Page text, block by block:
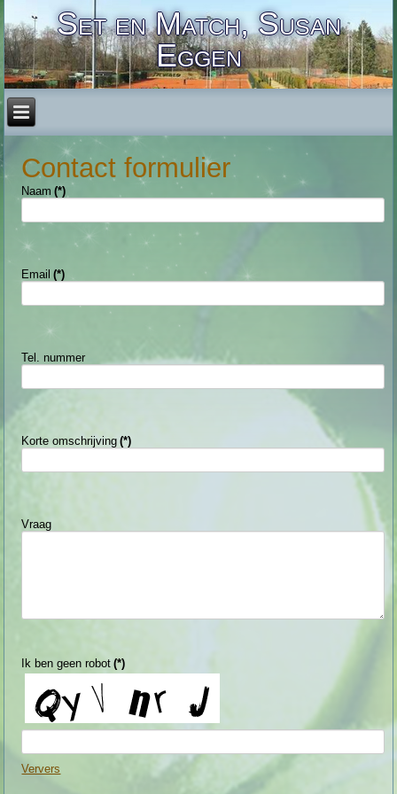
Set en Match, Susan
Eggen
Contact formulier
Naam (*)
Email (*)
Tel. nummer
Korte omschrijving (*)
Vraag
Ik ben geen robot (*)
Ververs